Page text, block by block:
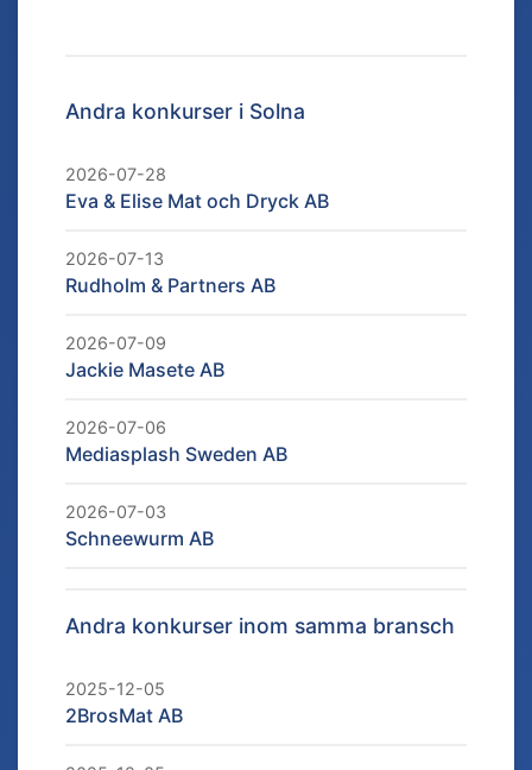
Andra konkurser i Solna
2026-07-28
Eva & Elise Mat och Dryck AB
2026-07-13
Rudholm & Partners AB
2026-07-09
Jackie Masete AB
2026-07-06
Mediasplash Sweden AB
2026-07-03
Schneewurm AB
Andra konkurser inom samma bransch
2025-12-05
2BrosMat AB